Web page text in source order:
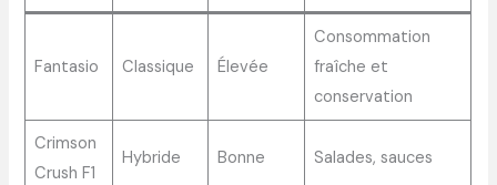
Fantasio Classique Élevée
Consommation
fraîche et
conservation
Crimson
Crush F1
Hybride Bonne Salades, sauces